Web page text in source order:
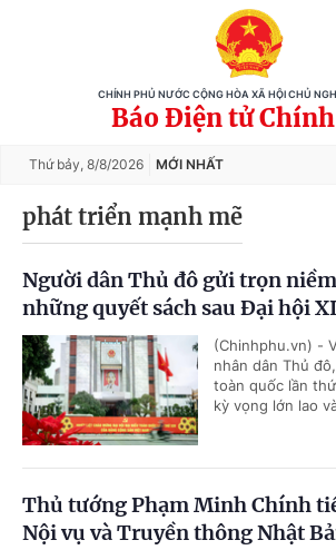
CHÍNH PHỦ NƯỚC CỘNG HÒA XÃ HỘI CHỦ
Báo Điện tử
Thứ bảy, 8/8/2026 MỚI NHẤT
phát triển mạnh mẽ
Người dân Thủ đô gửi trọn
những quyết sách sau Đại hội
(Chinhphu.vn) -
nhân dân Thủ
toàn quốc lần
kỳ vọng lớn lao
Thủ tướng Phạm Minh Chính
Nội vụ và Truyền thông Nhật